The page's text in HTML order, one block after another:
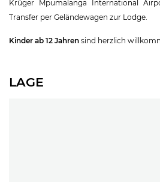
Krüger Mpumalanga International
Transfer per Geländewagen zur Lodge.
Kinder ab 12 Jahren sind herzlich
LAGE